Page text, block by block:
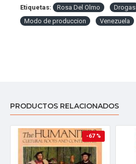
Etiquetas: Rosa Del Olmo Drogas
Modo de produccion
Venezuela
PRODUCTOS RELACIONADOS
-67 %